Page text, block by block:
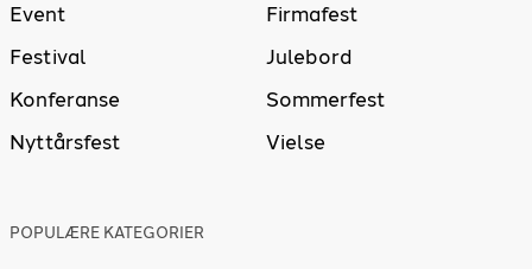
Event
Firmafest
Festival
Julebord
Konferanse
Sommerfest
Nyttårsfest
Vielse
POPULÆRE KATEGORIER